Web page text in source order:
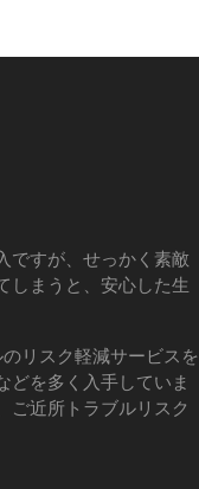
ですが、せっかく素敵
しまうと、安心した生
リスク軽減サービスを
を多く入手していま
ご近所トラブルリスク